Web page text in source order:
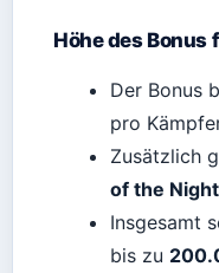
Höhe des Bonus
Der Bonus
pro
Zusätzlich
of the Night
Insgesamt
bis zu